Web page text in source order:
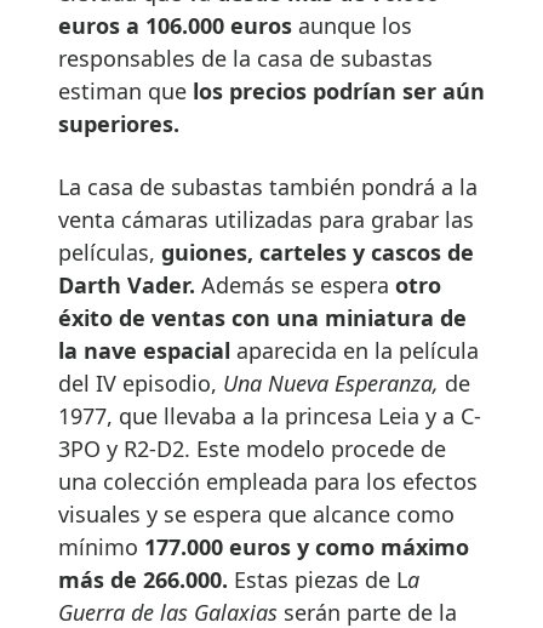
euros a 106.000 euros aunque los
responsables de la casa de subastas
estiman que los precios podrían ser aún
superiores.
La casa de subastas también pondrá a la
venta cámaras utilizadas para grabar las
películas, guiones, carteles y cascos de
Darth Vader. Además se espera otro
éxito de ventas con una miniatura de
la nave espacial aparecida en la película
del IV episodio, Una Nueva Esperanza, de
1977, que llevaba a la princesa Leia y a C-
3PO y R2-D2. Este modelo procede de
una colección empleada para los efectos
visuales y se espera que alcance como
mínimo 177.000 euros y como máximo
más de 266.000. Estas piezas de La
Guerra de las Galaxias serán parte de la